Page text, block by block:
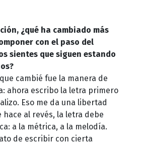
¿qué ha cambiado más
con el paso del
sientes que siguen estando
cambié fue la manera de
ahora escribo la letra primero
Eso me da una libertad
hace al revés, la letra debe
a la métrica, a la melodía.
de escribir con cierta